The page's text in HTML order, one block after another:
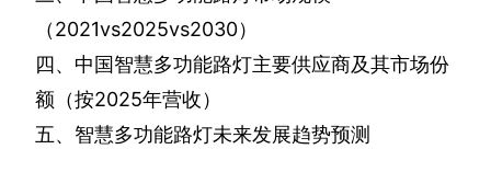
（2021vs2025vs2030）
四、中国智慧多功能路灯主要供应商及其市场份
额（按2025年营收）
五、智慧多功能路灯未来发展趋势预测